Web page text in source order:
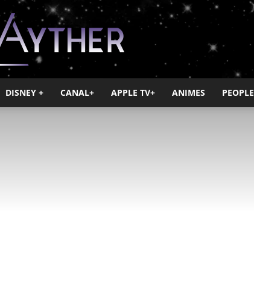
Ayther
DISNEY + CANAL+ APPLE TV+ ANIMES PEOPLE